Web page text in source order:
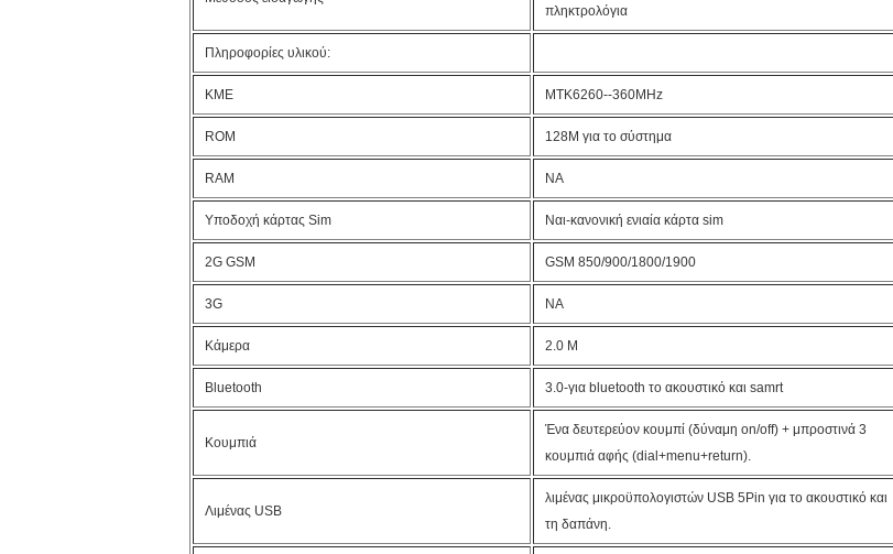
πληκτρολόγια
Πληροφορίες υλικού:
ΚΜΕ MTK6260--360MHz
ROM 128M για το σύστημα
RAM NA
Υποδοχή κάρτας Sim Ναι-κανονική ενιαία κάρτα sim
2G GSM GSM 850/900/1800/1900
3G NA
Κάμερα 2.0 Μ
Bluetooth 3.0-για bluetooth το ακουστικό και samrt
Κουμπιά
Ένα δευτερεύον κουμπί (δύναμη on/off) + μπροστινά 3
κουμπιά αφής (dial+menu+return).
Λιμένας USB
λιμένας μικροϋπολογιστών USB 5Pin για το ακουστικό και
τη δαπάνη.